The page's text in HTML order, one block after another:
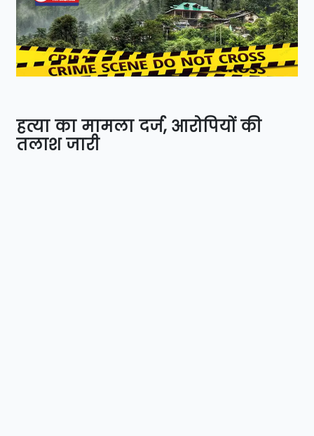
Jobs/Career
हत्या का मामला दर्ज, आरोपियों की
तलाश जारी